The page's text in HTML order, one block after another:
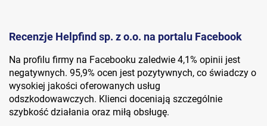
Recenzje Helpfind sp. z o.o. na portalu Facebook
Na profilu firmy na Facebooku zaledwie 4,1% opinii jest
negatywnych. 95,9% ocen jest pozytywnych, co świadczy o
wysokiej jakości oferowanych usług
odszkodowawczych. Klienci doceniają szczególnie
szybkość działania oraz miłą obsługę.